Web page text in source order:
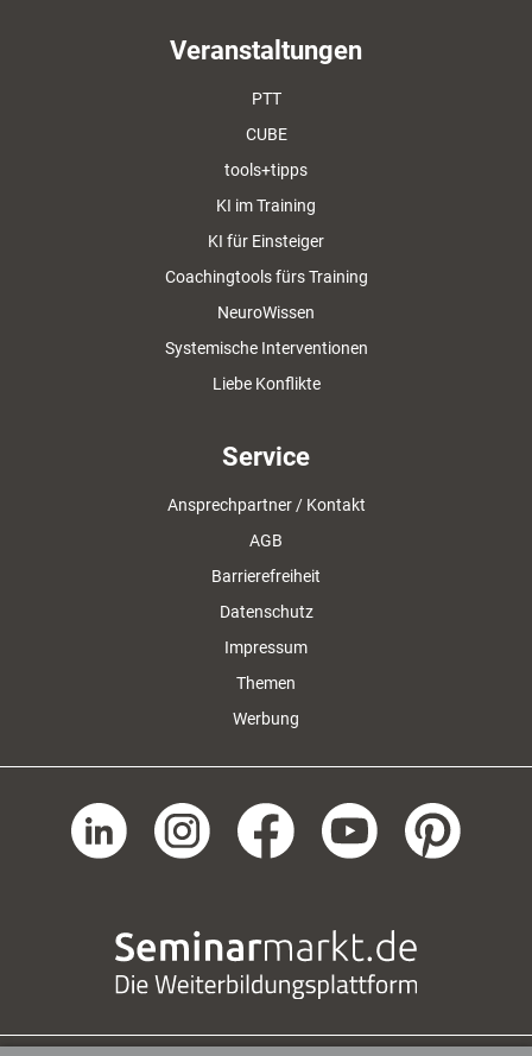
Veranstaltungen
PTT
CUBE
tools+tipps
KI im Training
KI für Einsteiger
Coachingtools fürs Training
NeuroWissen
Systemische Interventionen
Liebe Konflikte
Service
Ansprechpartner / Kontakt
AGB
Barrierefreiheit
Datenschutz
Impressum
Themen
Werbung